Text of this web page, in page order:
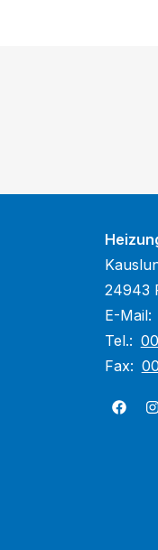
24943
E-Mail:
Tel.:
Fax: